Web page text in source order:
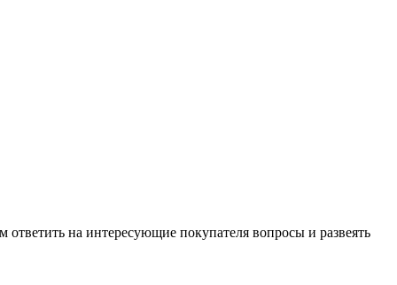
на интересующие покупателя вопросы и развеять